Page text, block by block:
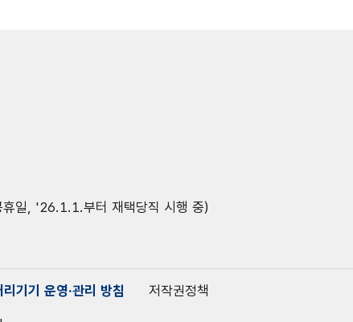
일, '26.1.1.부터 재택당직 시행 중)
기기 운영·관리 방침 저작권정책